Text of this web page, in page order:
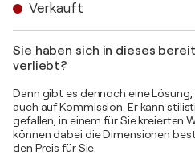
Verkauft
Sie haben sich in dieses
verliebt?
Dann gibt es dennoch eine
auch auf Kommission. Er kann
gefallen, in einem für Sie kreierten
können dabei die Dimensionen
den Preis für Sie.